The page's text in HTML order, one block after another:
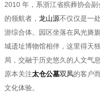
2010 年，系浙江省殡葬协会
的领航者， 龙山源不仅仅是一
游综合体。园区坐落在风光旖
城遗址博物馆相伴，这里得天
局，交融于历史悠久的人文气
原本关注太仓公墓双凤的客户
文化体验。